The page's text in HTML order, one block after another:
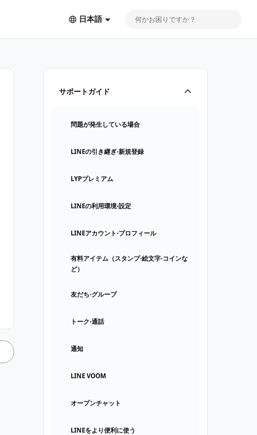
日本語
サポートガイド
問題が発生している場合
LINEの引き継ぎ⋅新規登録
LYPプレミアム
LINEの利用環境⋅設定
LINEアカウント⋅プロフィール
有料アイテム（スタンプ⋅絵文字⋅コインな
ど）
友だち⋅グループ
トーク⋅通話
通知
LINE VOOM
オープンチャット
LINEをより便利に使う